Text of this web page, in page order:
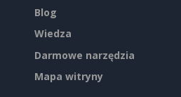
Blog
Wiedza
Darmowe narzędzia
Mapa witryny